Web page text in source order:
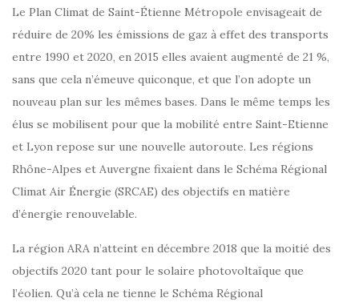
Le Plan Climat de Saint-Étienne Métropole envisageait de
réduire de 20% les émissions de gaz à effet des transports
entre 1990 et 2020, en 2015 elles avaient augmenté de 21 %,
sans que cela n’émeuve quiconque, et que l’on adopte un
nouveau plan sur les mêmes bases. Dans le même temps les
élus se mobilisent pour que la mobilité entre Saint-Etienne
et Lyon repose sur une nouvelle autoroute. Les régions
Rhône-Alpes et Auvergne fixaient dans le Schéma Régional
Climat Air Énergie (SRCAE) des objectifs en matière
d’énergie renouvelable.
La région ARA n’atteint en décembre 2018 que la moitié des
objectifs 2020 tant pour le solaire photovoltaïque que
l’éolien. Qu’à cela ne tienne le Schéma Régional